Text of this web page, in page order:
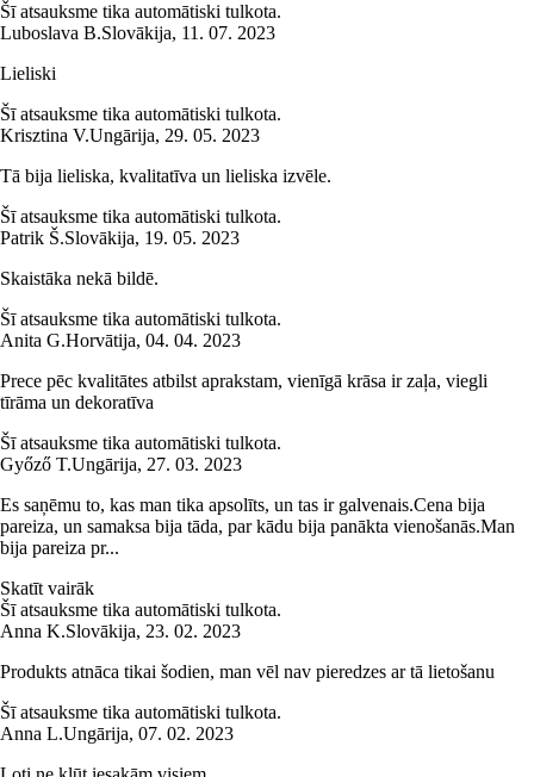
Šī atsauksme tika automātiski tulkota.
Luboslava B.Slovākija, 11. 07. 2023
Lieliski
Šī atsauksme tika automātiski tulkota.
Krisztina V.Ungārija, 29. 05. 2023
Tā bija lieliska, kvalitatīva un lieliska izvēle.
Šī atsauksme tika automātiski tulkota.
Patrik Š.Slovākija, 19. 05. 2023
Skaistāka nekā bildē.
Šī atsauksme tika automātiski tulkota.
Anita G.Horvātija, 04. 04. 2023
Prece pēc kvalitātes atbilst aprakstam, vienīgā krāsa ir zaļa, viegli
tīrāma un dekoratīva
Šī atsauksme tika automātiski tulkota.
Győző T.Ungārija, 27. 03. 2023
Es saņēmu to, kas man tika apsolīts, un tas ir galvenais.Cena bija
pareiza, un samaksa bija tāda, par kādu bija panākta vienošanās.Man
bija pareiza pr...
Skatīt vairāk
Šī atsauksme tika automātiski tulkota.
Anna K.Slovākija, 23. 02. 2023
Produkts atnāca tikai šodien, man vēl nav pieredzes ar tā lietošanu
Šī atsauksme tika automātiski tulkota.
Anna L.Ungārija, 07. 02. 2023